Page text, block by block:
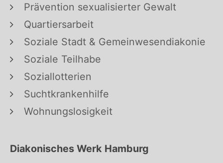
Prävention sexualisierter Gewalt
Quartiersarbeit
Soziale Stadt & Gemeinwesendiakonie
Soziale Teilhabe
Soziallotterien
Suchtkrankenhilfe
Wohnungslosigkeit
Diakonisches Werk Hamburg